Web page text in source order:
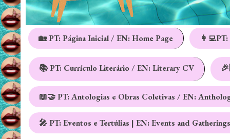
🏡 PT: Página Inicial / EN: Home Page
📚 PT: Currículo Literário / EN: Literary CV
📖🤝 PT: Antologias e Obras Coletivas / EN:
🎤 PT: Eventos e Tertúlias | EN: Events and Gatherings